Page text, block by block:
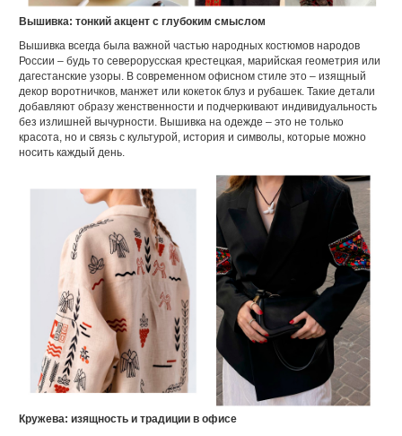
Вышивка: тонкий акцент с глубоким смыслом
Вышивка всегда была важной частью народных костюмов народов
России – будь то северорусская крестецкая, марийская геометрия или
дагестанские узоры. В современном офисном стиле это – изящный
декор воротничков, манжет или кокеток блуз и рубашек. Такие детали
добавляют образу женственности и подчеркивают индивидуальность
без излишней вычурности. Вышивка на одежде – это не только
красота, но и связь с культурой, история и символы, которые можно
носить каждый день.
Кружева: изящность и традиции в офисе